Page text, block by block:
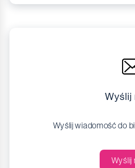
Wyślij
Wyślij wiadomość do
Wyślij